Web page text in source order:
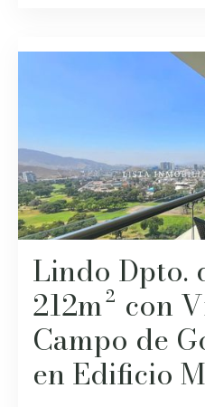
Lindo Dpto.
212m² con
Campo de
en Edificio